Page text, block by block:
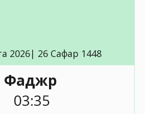
2026| 26 Сафар 1448
Фаджр
03:35